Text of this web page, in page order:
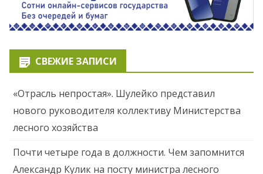
СВЕЖИЕ ЗАПИСИ
«Отрасль непростая». Шулейко представил
нового руководителя коллективу Министерства
лесного хозяйства
Почти четыре года в должности. Чем запомнится
Александр Кулик на посту министра лесного